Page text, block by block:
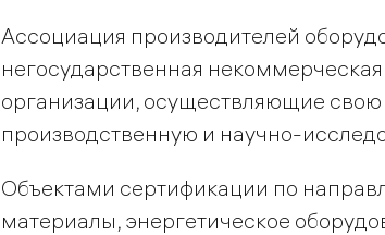
Ассоциация производителей
негосударственная
организации, осуществляющие
производственную и научно-
Объектами сертификации по
материалы, энергетическое